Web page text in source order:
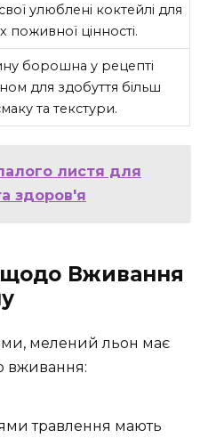
улюблені коктейлі для
поживної цінності.
борошна у рецепті
для здобуття більш
та текстури.
листя для
здоров'я
Вживання
мелений льон має
вживання:
травлення мають